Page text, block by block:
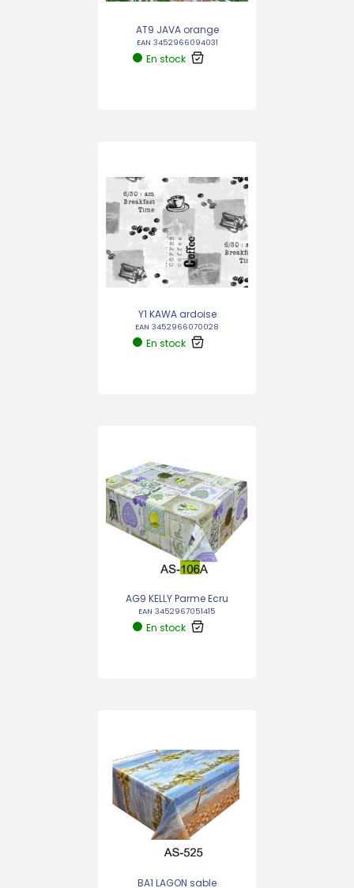
AT9 JAVA orange
EAN 3452966094031
En stock
Y1 KAWA ardoise
EAN 3452966070028
En stock
AG9 KELLY Parme Ecru
EAN 3452967051415
En stock
BA1 LAGON sable